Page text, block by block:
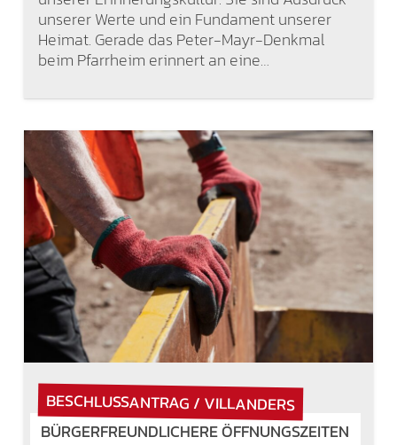
unserer Werte und ein Fundament unserer
Heimat. Gerade das Peter-Mayr-Denkmal
beim Pfarrheim erinnert an eine…
BESCHLUSSANTRAG / VILLANDERS
BÜRGERFREUNDLICHERE ÖFFNUNGSZEITEN